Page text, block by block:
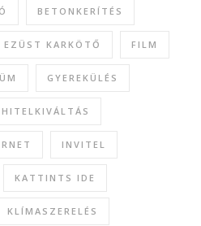
BETONKERÍTÉS
EZÜST KARKÖTŐ FILM
GYEREKÜLÉS
HITELKIVÁLTÁS
INVITEL
KATTINTS IDE
KLÍMASZERELÉS